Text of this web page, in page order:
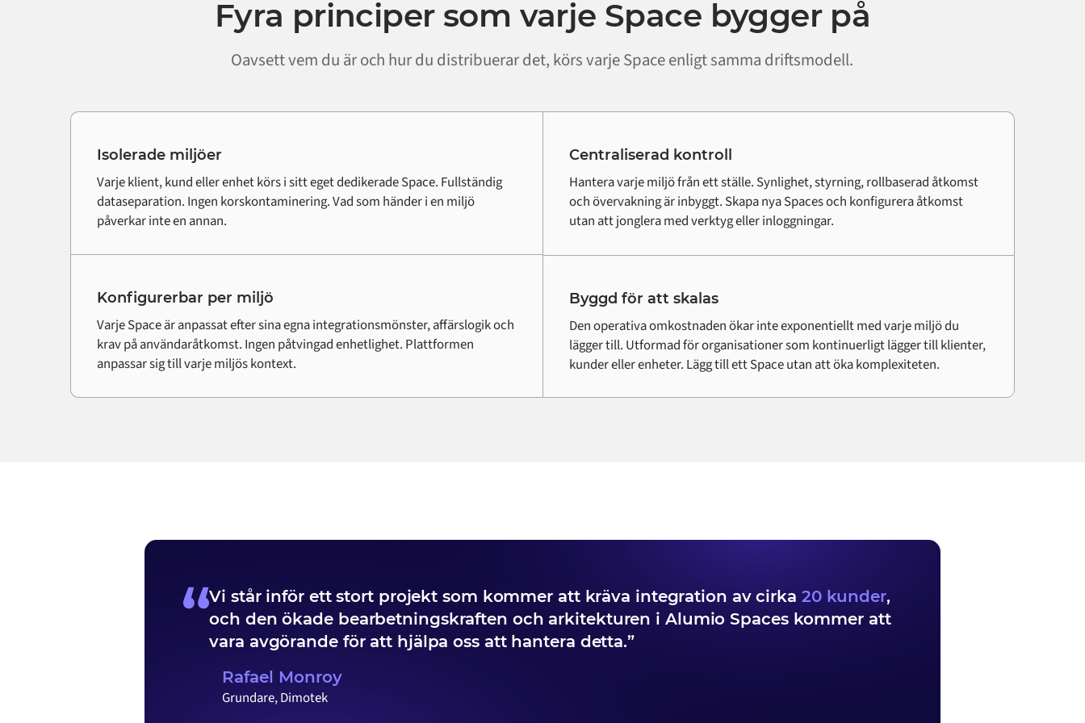
Fyra principer som varje Space bygger på
Oavsett vem du är och hur du distribuerar det, körs varje Space enligt samma driftsmodell.
Isolerade miljöer
Varje klient, kund eller enhet körs i sitt eget dedikerade Space. Fullständig
dataseparation. Ingen korskontaminering. Vad som händer i en miljö
påverkar inte en annan.
Centraliserad kontroll
Hantera varje miljö från ett ställe. Synlighet, styrning, rollbaserad åtkomst
och övervakning är inbyggt. Skapa nya Spaces och konfigurera åtkomst
utan att jonglera med verktyg eller inloggningar.
Konfigurerbar per miljö
Varje Space är anpassat efter sina egna integrationsmönster, affärslogik och
krav på användaråtkomst. Ingen påtvingad enhetlighet. Plattformen
anpassar sig till varje miljös kontext.
Byggd för att skalas
Den operativa omkostnaden ökar inte exponentiellt med varje miljö du
lägger till. Utformad för organisationer som kontinuerligt lägger till klienter,
kunder eller enheter. Lägg till ett Space utan att öka komplexiteten.
Vi står inför ett stort projekt som kommer att kräva integration av cirka 20 kunder,
och den ökade bearbetningskraften och arkitekturen i Alumio Spaces kommer att
vara avgörande för att hjälpa oss att hantera detta.”
Rafael Monroy
Grundare, Dimotek